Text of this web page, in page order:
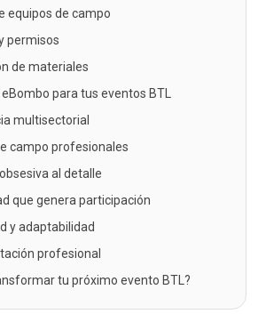
equipos de campo
permisos
de materiales
eBombo para tus eventos BTL
multisectorial
campo profesionales
al detalle
que genera participación
y adaptabilidad
profesional
tu próximo evento BTL?